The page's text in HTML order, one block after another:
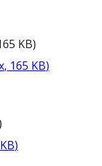
KB)
, 165 KB)
KB)